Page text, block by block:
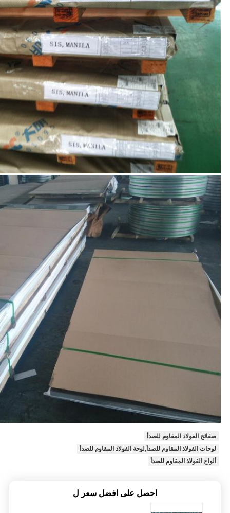
صفائح الفولاذ المقاوم للصدأ
لوحات الفولاذ المقاوم للصدأ,لوحة الفولاذ المقاوم للصدأ
ألواح الفولاذ المقاوم للصدأ
احصل على افضل سعر ل